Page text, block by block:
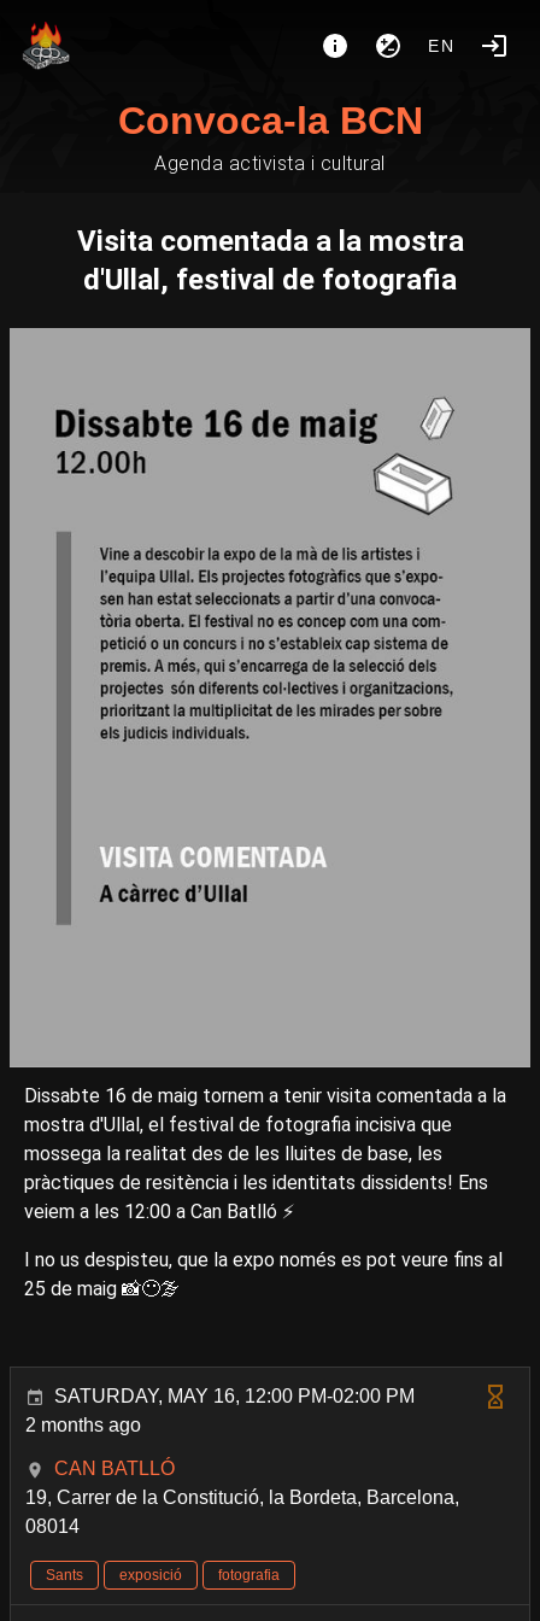
EN
Convoca-la BCN
Agenda activista i cultural
Visita comentada a la mostra
d'Ullal, festival de fotografia
Dissabte 16 de maig tornem a tenir visita comentada a la
mostra d'Ullal, el festival de fotografia incisiva que
mossega la realitat des de les lluites de base, les
pràctiques de resitència i les identitats dissidents! Ens
veiem a les 12:00 a Can Batlló ⚡️
I no us despisteu, que la expo només es pot veure fins al
25 de maig 📸😶‍🌫
SATURDAY, MAY 16, 12:00 PM-02:00 PM
2 months ago
CAN BATLLÓ
19, Carrer de la Constitució, la Bordeta, Barcelona,
08014
Sants exposició fotografia